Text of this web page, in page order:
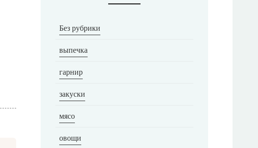
Без рубрики
выпечка
гарнир
закуски
мясо
овощи